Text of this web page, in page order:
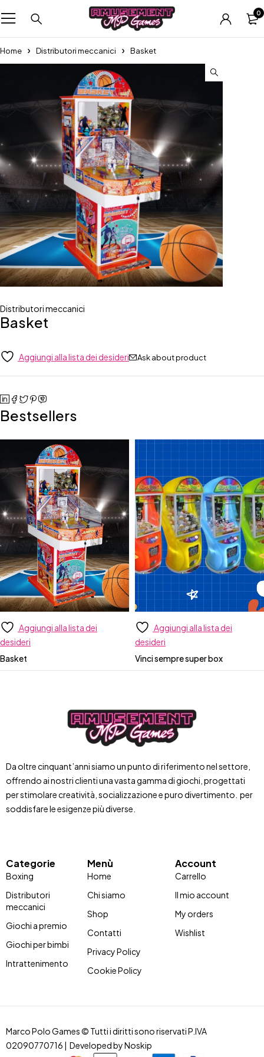
0
Home Distributori meccanici Basket
Distributori meccanici
Basket
Aggiungi alla lista dei desideri Ask about product
Bestsellers
Aggiungi alla lista dei
desideri
Basket
Aggiungi alla lista dei
desideri
Vinci sempre super box
Da oltre cinquant’anni siamo un punto di riferimento nel settore,
offrendo ai nostri clienti una vasta gamma di giochi, progettati
per stimolare creatività, socializzazione e puro divertimento. per
soddisfare le esigenze più diverse.
Categorie
Boxing
Distributori
meccanici
Giochi a premio
Giochi per bimbi
Intrattenimento
Menù
Home
Chi siamo
Shop
Contatti
Privacy Policy
Cookie Policy
Account
Carrello
Il mio account
My orders
Wishlist
Marco Polo Games © Tutti i diritti sono riservati P.IVA
02090770716 | Developed byNoskip